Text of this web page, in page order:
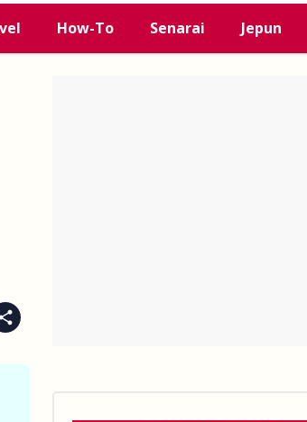
How-To Senarai Jepun